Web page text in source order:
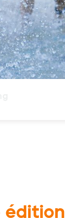
édition